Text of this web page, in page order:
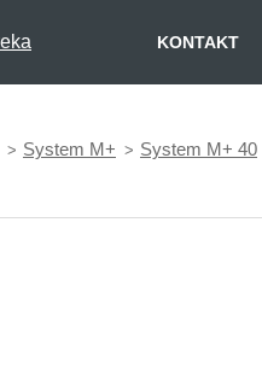
KONTAKT
System M+ System M+ 40